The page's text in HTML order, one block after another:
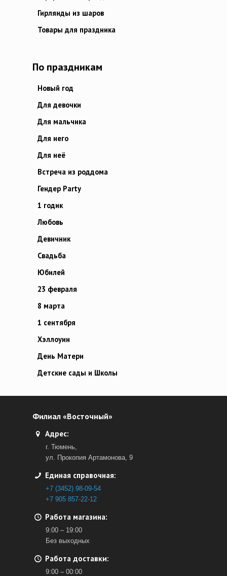
Гирлянды из шаров
Товары для праздника
По праздникам
Новый год
Для девочки
Для мальчика
Для него
Для неё
Встреча из роддома
Гендер Party
1 годик
Любовь
Девичник
Свадьба
Юбилей
23 февраля
8 марта
1 сентября
Хэллоуин
День Матери
Детские сады и Школы
Филиал «Восточный»
Адрес:
г. Тюмень,
ул. Прокопия Артамонова, 9
Единая справочная:
+7 (3452) 98-09-54
+7 905 857-22-12
Работа магазина:
9:00 – 19:00
Без выходных
Работа доставки:
9:00 – 00:00